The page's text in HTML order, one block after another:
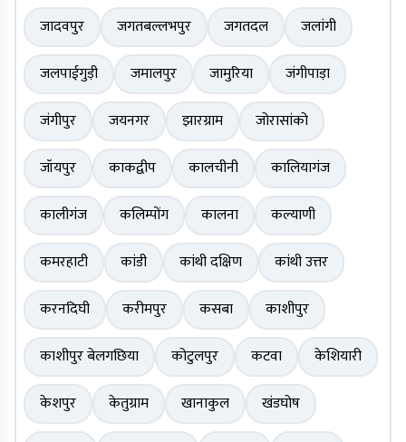
जादवपुर
जगतबल्लभपुर जगतदल
जलांगी
जलपाईगुड़ी
जमालपुर जामुरिया
जंगीपाड़ा
जंगीपुर
जयनगर झारग्राम
जोरासांको
जॉयपुर
काकद्वीप कालचीनी
कालियागंज
कालीगंज
कलिम्पोंग कालना
कल्याणी
कमरहाटी
कांडी कांथी दक्षिण
कांथी उत्तर
करनदिघी
करीमपुर कसबा
काशीपुर
काशीपुर बेलगछिया
कोटुलपुर कटवा
केशियारी
केशपुर
केतुग्राम खानाकुल
खंडघोष